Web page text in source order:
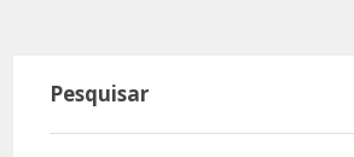
Pesquisar